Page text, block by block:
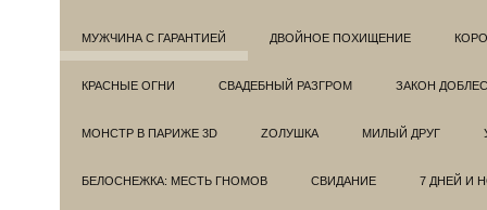
МУЖЧИНА С ГАРАНТИЕЙ ДВОЙНОЕ ПОХИЩЕНИЕ
КРАСНЫЕ ОГНИ СВАДЕБНЫЙ РАЗГРОМ ЗАКОН
МОНСТР В ПАРИЖЕ 3D ZОЛУШКА МИЛЫЙ ДРУГ
БЕЛОСНЕЖКА: МЕСТЬ ГНОМОВ СВИДАНИЕ 7 ДНЕЙ И